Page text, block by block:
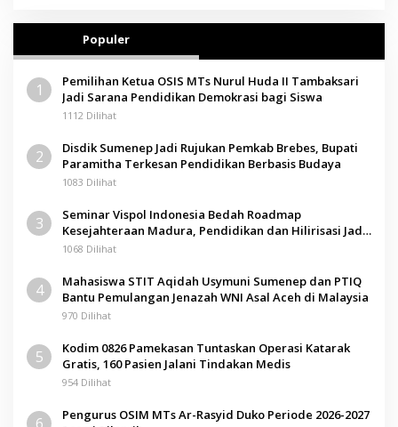
Populer
1
Pemilihan Ketua OSIS MTs Nurul Huda II Tambaksari
Jadi Sarana Pendidikan Demokrasi bagi Siswa
1112 Dilihat
2
Disdik Sumenep Jadi Rujukan Pemkab Brebes, Bupati
Paramitha Terkesan Pendidikan Berbasis Budaya
1083 Dilihat
3
Seminar Vispol Indonesia Bedah Roadmap
Kesejahteraan Madura, Pendidikan dan Hilirisasi Jadi
Kunci
1068 Dilihat
4
Mahasiswa STIT Aqidah Usymuni Sumenep dan PTIQ
Bantu Pemulangan Jenazah WNI Asal Aceh di Malaysia
970 Dilihat
5
Kodim 0826 Pamekasan Tuntaskan Operasi Katarak
Gratis, 160 Pasien Jalani Tindakan Medis
954 Dilihat
Pengurus OSIM MTs Ar-Rasyid Duko Periode 2026-2027